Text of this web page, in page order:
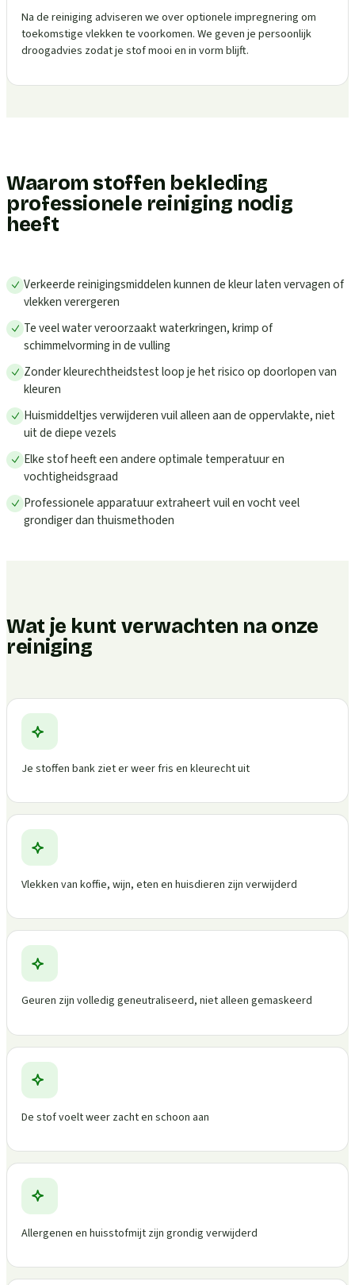
Na de reiniging adviseren we over optionele impregnering om
toekomstige vlekken te voorkomen. We geven je persoonlijk
droogadvies zodat je stof mooi en in vorm blijft.
Waarom stoffen bekleding
professionele reiniging nodig
heeft
Verkeerde reinigingsmiddelen kunnen de kleur laten vervagen of
vlekken verergeren
Te veel water veroorzaakt waterkringen, krimp of
schimmelvorming in de vulling
Zonder kleurechtheidstest loop je het risico op doorlopen van
kleuren
Huismiddeltjes verwijderen vuil alleen aan de oppervlakte, niet
uit de diepe vezels
Elke stof heeft een andere optimale temperatuur en
vochtigheidsgraad
Professionele apparatuur extraheert vuil en vocht veel
grondiger dan thuismethoden
Wat je kunt verwachten na onze
reiniging
Je stoffen bank ziet er weer fris en kleurecht uit
Vlekken van koffie, wijn, eten en huisdieren zijn verwijderd
Geuren zijn volledig geneutraliseerd, niet alleen gemaskeerd
De stof voelt weer zacht en schoon aan
Allergenen en huisstofmijt zijn grondig verwijderd